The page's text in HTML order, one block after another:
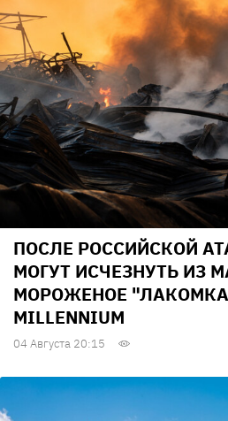
ПОСЛЕ РОССИЙСКОЙ
МОГУТ ИСЧЕЗНУТЬ ИЗ
МОРОЖЕНОЕ
MILLENNIUM
04 Августа 20:15